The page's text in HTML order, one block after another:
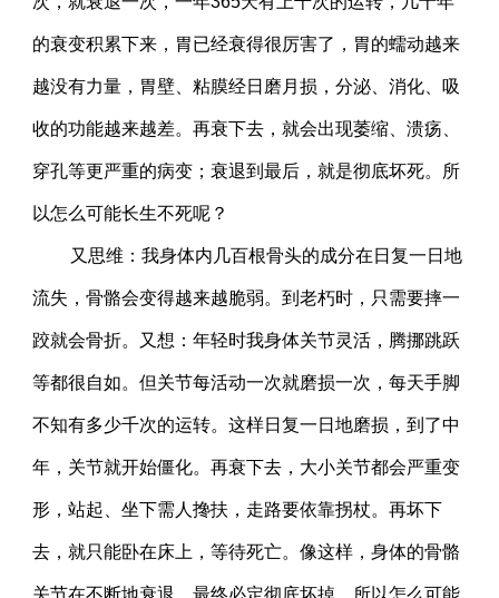
的衰变积累下来，胃已经衰得很厉害了，胃的蠕动越来
越没有力量，胃壁、粘膜经日磨月损，分泌、消化、吸
收的功能越来越差。再衰下去，就会出现萎缩、溃疡、
穿孔等更严重的病变；衰退到最后，就是彻底坏死。所
以怎么可能长生不死呢？
又思维：我身体内几百根骨头的成分在日复一日地
流失，骨骼会变得越来越脆弱。到老朽时，只需要摔一
跤就会骨折。又想：年轻时我身体关节灵活，腾挪跳跃
等都很自如。但关节每活动一次就磨损一次，每天手脚
不知有多少千次的运转。这样日复一日地磨损，到了中
年，关节就开始僵化。再衰下去，大小关节都会严重变
形，站起、坐下需人搀扶，走路要依靠拐杖。再坏下
去，就只能卧在床上，等待死亡。像这样，身体的骨骼
关节在不断地衰退，最终必定彻底坏掉。所以怎么可能